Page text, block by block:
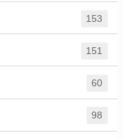
153
151
60
98